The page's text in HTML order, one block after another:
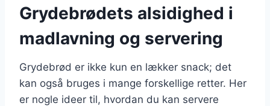
Grydebrødets alsidighed i
madlavning og servering
Grydebrød er ikke kun en lækker snack; det
kan også bruges i mange forskellige retter. Her
er nogle ideer til, hvordan du kan servere